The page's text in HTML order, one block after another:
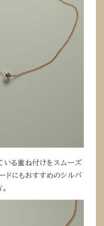
いる重ね付けをスムーズ
ドにもおすすめのシルバ